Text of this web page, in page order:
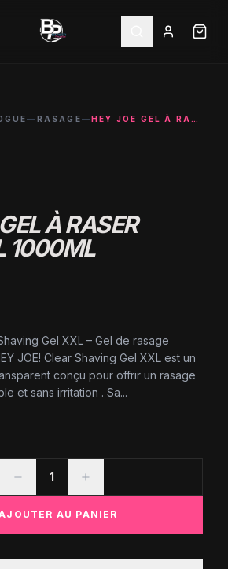
— RASAGE— HEY JOE GEL À RASER ORIGINAL 1000ML
À RASER
1000ML
Gel XXL – Gel de rasage
JOE! Clear Shaving Gel XXL est un
conçu pour offrir un rasage
et sans irritation . Sa...
1
AU PANIER